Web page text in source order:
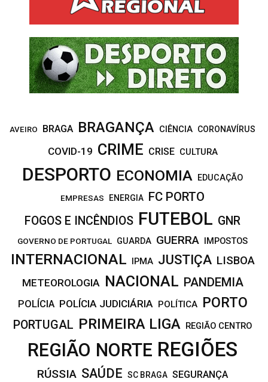
AVEIRO BRAGA BRAGANÇA CIÊNCIA CORONAVÍRUS
COVID-19 CRIME CRISE CULTURA
DESPORTO ECONOMIA EDUCAÇÃO
EMPRESAS ENERGIA FC PORTO
FOGOS E INCÊNDIOS FUTEBOL GNR
GOVERNO DE PORTUGAL GUARDA GUERRA IMPOSTOS
INTERNACIONAL IPMA JUSTIÇA LISBOA
METEOROLOGIA NACIONAL PANDEMIA
POLÍCIA POLÍCIA JUDICIÁRIA POLÍTICA PORTO
PORTUGAL PRIMEIRA LIGA REGIÃO CENTRO
REGIÃO NORTE REGIÕES
RÚSSIA SAÚDE SC BRAGA SEGURANÇA